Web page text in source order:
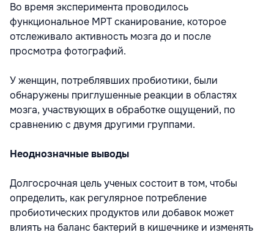
Во время эксперимента проводилось
функциональное МРТ сканирование, которое
отслеживало активность мозга до и после
просмотра фотографий.
У женщин, потреблявших пробиотики, были
обнаружены приглушенные реакции в областях
мозга, участвующих в обработке ощущений, по
сравнению с двумя другими группами.
Неоднозначные выводы
Долгосрочная цель ученых состоит в том, чтобы
определить, как регулярное потребление
пробиотических продуктов или добавок может
влиять на баланс бактерий в кишечнике и изменять